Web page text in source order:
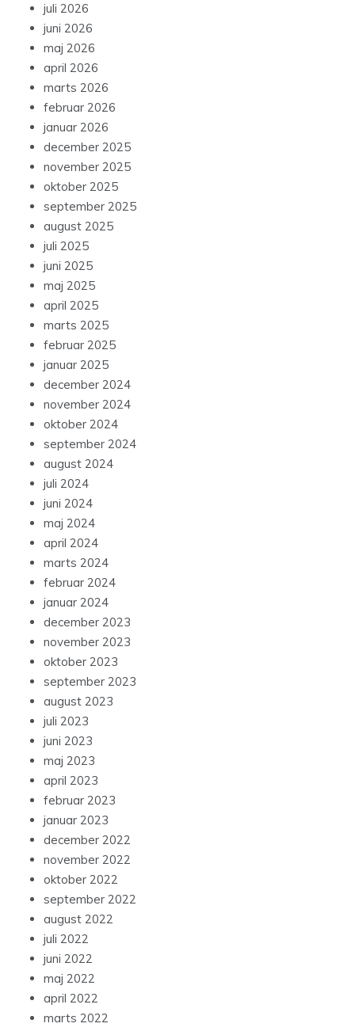
juli 2026
juni 2026
maj 2026
april 2026
marts 2026
februar 2026
januar 2026
december 2025
november 2025
oktober 2025
september 2025
august 2025
juli 2025
juni 2025
maj 2025
april 2025
marts 2025
februar 2025
januar 2025
december 2024
november 2024
oktober 2024
september 2024
august 2024
juli 2024
juni 2024
maj 2024
april 2024
marts 2024
februar 2024
januar 2024
december 2023
november 2023
oktober 2023
september 2023
august 2023
juli 2023
juni 2023
maj 2023
april 2023
februar 2023
januar 2023
december 2022
november 2022
oktober 2022
september 2022
august 2022
juli 2022
juni 2022
maj 2022
april 2022
marts 2022